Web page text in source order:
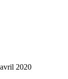
2020